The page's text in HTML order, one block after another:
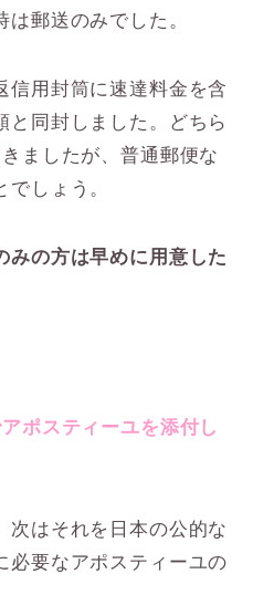
郵送のみでした。
信用封筒に速達料金を含
と同封しました。どちら
ましたが、普通郵便な
しょう。
みの方は早めに用意した
ポスティーユを添付し
次はそれを日本の公的な
必要なアポスティーユの